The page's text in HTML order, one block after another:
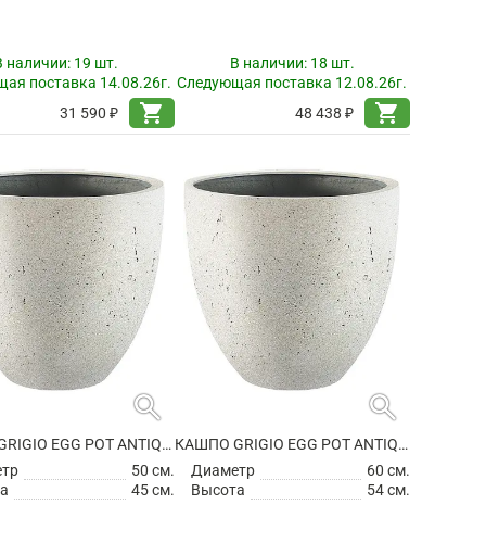
наличии: 19 шт.
поставка 14.08.26г.
31 590 ₽
shopping_cart
В наличии: 18 шт.
Следующая поставка 12.08.26г.
48 438 ₽
shopping_cart
search
КАШПО GRIGIO EGG POT ANTIQUE WHITE
50 см.
45 см.
search
КАШПО GRIGIO EGG POT ANTIQUE WHITE
Диаметр
60 см.
Высота
54 см.